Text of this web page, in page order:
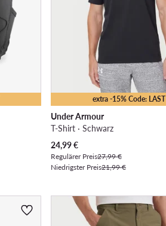
extra -15% Code: LAST
Under Armour
T-Shirt · Schwarz
Aktueller Preis
24,99€
Regulärer Preis27,99 €
Niedrigster Preis21,99 €